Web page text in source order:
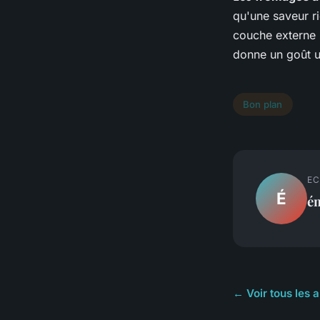
qu'une saveur
couche
donne un goût
Bon plan
É
← Voir tous les